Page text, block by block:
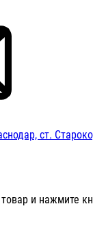
ст.
и нажмите